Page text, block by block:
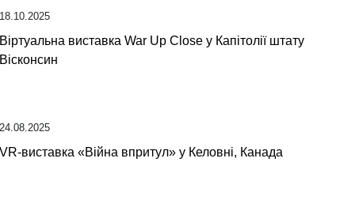
18.10.2025
Віртуальна виставка War Up Close у Капітолії штату
Вісконсин
24.08.2025
VR-виставка «Війна впритул» у Келовні, Канада